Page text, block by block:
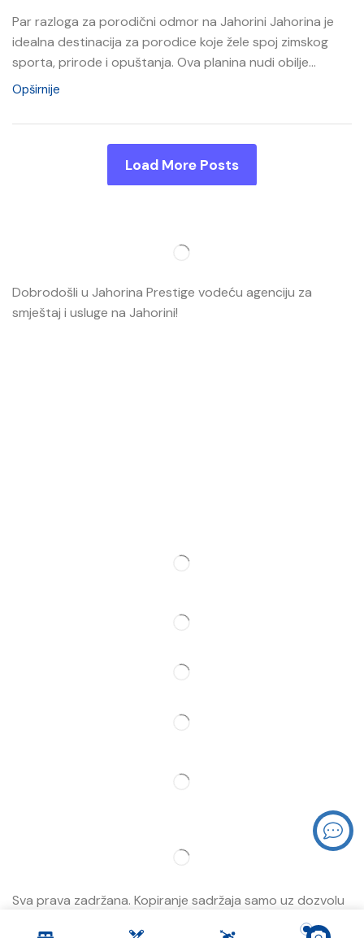
Par razloga za porodični odmor na Jahorini Jahorina je
idealna destinacija za porodice koje žele spoj zimskog
sporta, prirode i opuštanja. Ova planina nudi obilje...
Opširnije
Load More Posts
Dobrodošli u Jahorina Prestige vodeću agenciju za
smještaj i usluge na Jahorini!
Sva prava zadržana. Kopiranje sadržaja samo uz dozvolu